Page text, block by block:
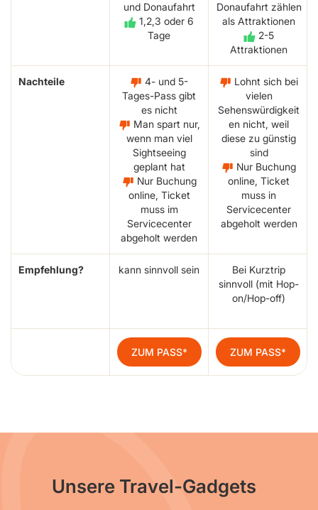
und Donaufahrt
1,2,3 oder 6
Tage
Donaufahrt zählen
als Attraktionen
2-5
Attraktionen
Nachteile
4- und 5-
Tages-Pass gibt
es nicht
Man spart nur,
wenn man viel
Sightseeing
geplant hat
Nur Buchung
online, Ticket
muss im
Servicecenter
abgeholt werden
Lohnt sich bei
vielen
Sehenswürdigkeit
en nicht, weil
diese zu günstig
sind
Nur Buchung
online, Ticket
muss in
Servicecenter
abgeholt werden
Empfehlung? kann sinnvoll sein
Bei Kurztrip
sinnvoll (mit Hop-
on/Hop-off)
ZUM PASS ZUM PASS
Unsere Travel-Gadgets